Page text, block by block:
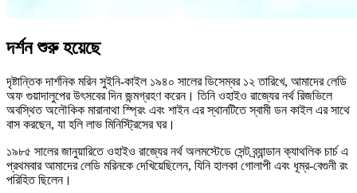
দর্শন শুরু হয়েছে
দৃষ্টান্তিক দার্শনিক মরিন সুইনি-কাইল ১৯৪০ সালের ডিসেম্বর ১২ তারিখে, আমাদের লেডি
অফ গুয়াদালুপের উৎসবের দিন জন্মগ্রহণ করেন। তিনি ওহাইও রাজ্যের নর্থ রিজভিলে
অবস্থিত অলৌকিক মারানাথা স্প্রিং এবং শাইন এর স্থানটিতে স্বামী ডন কাইল এর সাথে
বাস করছেন, যা হলি লাভ মিনিস্ট্রিসের ঘর।
১৯৮৫ সালের জানুয়ারিতে ওহাইও রাজ্যের নর্থ অলমস্টেডে সেন্ট ব্র্যান্ডান ক্যাথলিক চার্চ এ
প্রথমবার আমাদের লেডি মরিনকে দেখিয়েছিলেন, যিনি হালকা গোলাপী এবং ধূম্র-বেগুনী রং
পরিহিত ছিলেন।